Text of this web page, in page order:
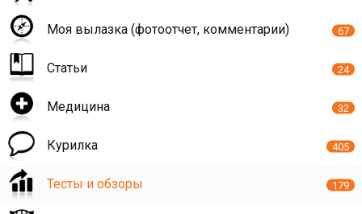
Моя вылазка (фотоотчет, комментарии) 67
Статьи 24
Медицина 32
Курилка 405
Тесты и обзоры 179